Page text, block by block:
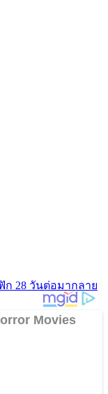
28 วันต่อมากลาย
แรปเปอร์สาวสุด
” ซ่อนอยู่หลัง